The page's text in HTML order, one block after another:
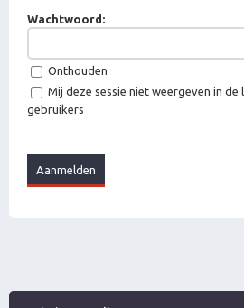
Wachtwoord:
Onthouden
Mij deze sessie niet weergeven in de
gebruikers